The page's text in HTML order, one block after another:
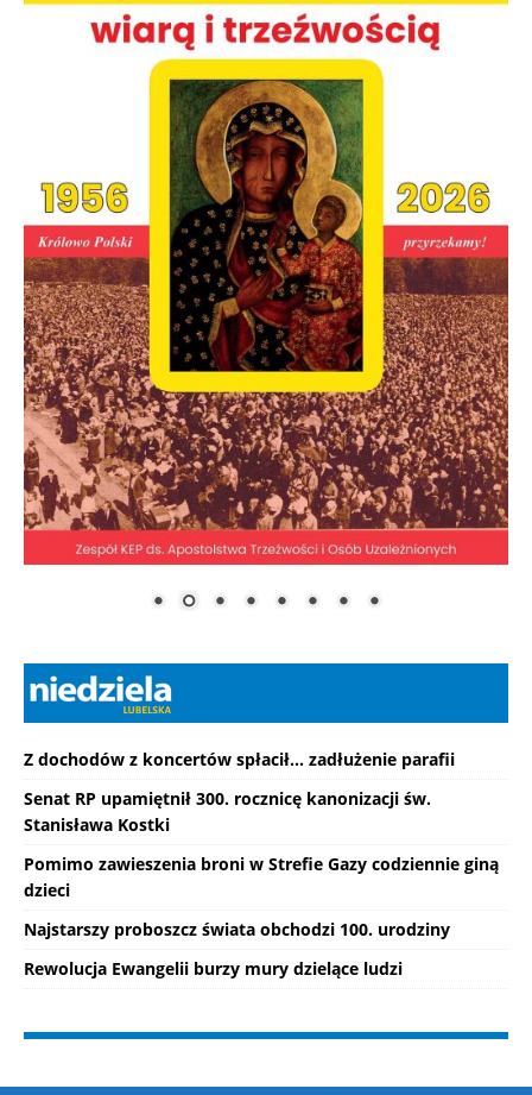
Z dochodów z koncertów spłacił... zadłużenie parafii
Senat RP upamiętnił 300. rocznicę kanonizacji św.
Stanisława Kostki
Pomimo zawieszenia broni w Strefie Gazy codziennie giną
dzieci
Najstarszy proboszcz świata obchodzi 100. urodziny
Rewolucja Ewangelii burzy mury dzielące ludzi